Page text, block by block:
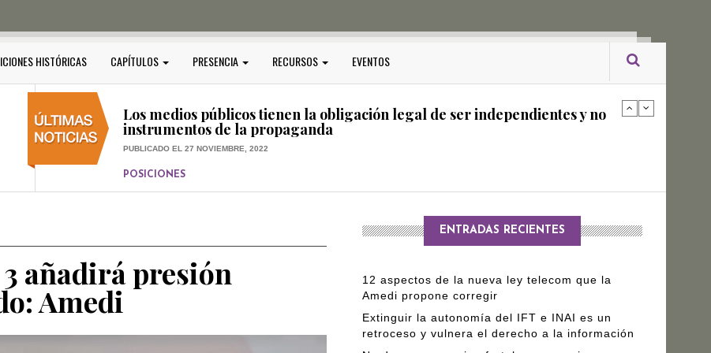
HISTÓRICAS CAPÍTULOS PRESENCIA RECURSOS EVENTOS
PUBLICADO EL 17 DICIEMBRE, 2022
Los medios públicos tienen la obligación legal de ser independientes y no
instrumentos de la propaganda
PUBLICADO EL 27 NOVIEMBRE, 2022
POSICIONES
Consejos ciudadanos e IFT deben garantizar independencia editorial de
añadirá presión
Amedi
ENTRADAS RECIENTES
12 aspectos de la nueva ley telecom que la
Amedi propone corregir
Extinguir la autonomía del IFT e INAI es un
retroceso y vulnera el derecho a la información